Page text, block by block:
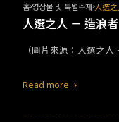
홈 영상물 및 특별주제 人選
人選之人 － 造浪者
（圖片來源：人選之人
Read more